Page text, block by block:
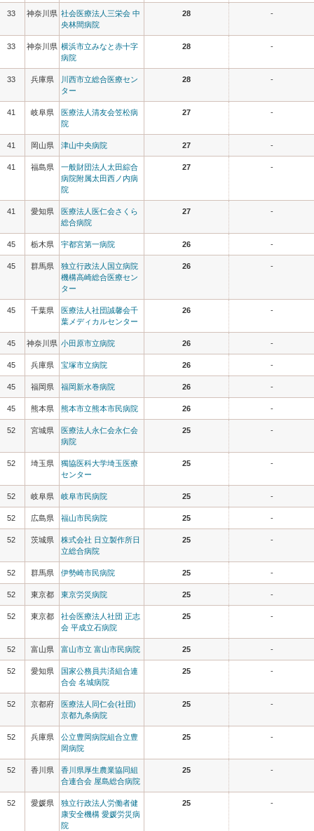
33 神奈川県 社会医療法人三栄会 中
央林間病院
28 -
33 神奈川県 横浜市立みなと赤十字
病院
28 -
33 兵庫県
川西市立総合医療セン
ター
28 -
41 岐阜県
医療法人清友会笠松病
院
27 -
41 岡山県 津山中央病院 27 -
41 福島県
一般財団法人太田綜合
病院附属太田西ノ内病
院
27 -
41 愛知県
医療法人医仁会さくら
総合病院
27 -
45 栃木県 宇都宮第一病院 26 -
45 群馬県
独立行政法人国立病院
機構高崎総合医療セン
ター
26 -
45 千葉県
医療法人社団誠馨会千
葉メディカルセンター
26 -
45 神奈川県 小田原市立病院 26 -
45 兵庫県 宝塚市立病院 26 -
45 福岡県 福岡新水巻病院 26 -
45 熊本県 熊本市立熊本市民病院 26 -
52 宮城県
医療法人永仁会永仁会
病院
25 -
52 埼玉県
獨協医科大学埼玉医療
センター
25 -
52 岐阜県 岐阜市民病院 25 -
52 広島県 福山市民病院 25 -
52 茨城県
株式会社 日立製作所日
立総合病院
25 -
52 群馬県 伊勢崎市民病院 25 -
52 東京都 東京労災病院 25 -
52 東京都
社会医療法人社団 正志
会 平成立石病院
25 -
52 富山県 富山市立 富山市民病院 25 -
52 愛知県
国家公務員共済組合連
合会 名城病院
25 -
52 京都府
医療法人同仁会(社団)
京都九条病院
25 -
52 兵庫県
公立豊岡病院組合立豊
岡病院
25 -
52 香川県
香川県厚生農業協同組
合連合会 屋島総合病院
25 -
52 愛媛県
独立行政法人労働者健
康安全機構 愛媛労災病
院
25 -